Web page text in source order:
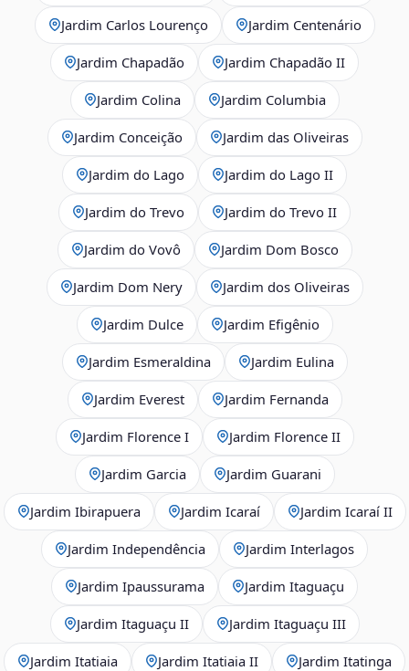
Jardim Carlos Lourenço Jardim Centenário
Jardim Chapadão Jardim Chapadão II
Jardim Colina Jardim Columbia
Jardim Conceição Jardim das Oliveiras
Jardim do Lago Jardim do Lago II
Jardim do Trevo Jardim do Trevo II
Jardim do Vovô Jardim Dom Bosco
Jardim Dom Nery Jardim dos Oliveiras
Jardim Dulce Jardim Efigênio
Jardim Esmeraldina Jardim Eulina
Jardim Everest Jardim Fernanda
Jardim Florence I Jardim Florence II
Jardim Garcia Jardim Guarani
Jardim Ibirapuera Jardim Icaraí Jardim Icaraí II
Jardim Independência Jardim Interlagos
Jardim Ipaussurama Jardim Itaguaçu
Jardim Itaguaçu II Jardim Itaguaçu III
Jardim Itatiaia Jardim Itatiaia II Jardim Itatinga